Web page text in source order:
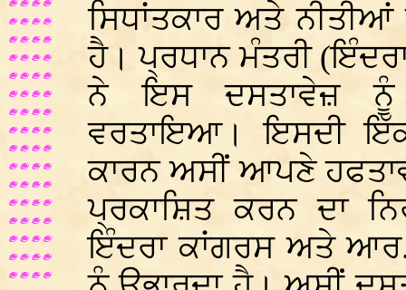
ਸਿਧਾਂਤਕਾਰ ਅਤੇ
ਹੈ। ਪ੍ਰਧਾਨ ਮੰਤਰੀ
ਨੇ ਇਸ ਦਸਤਾਵੇਜ਼ ਨੂੰ
ਵਰਤਾਇਆ। ਇਸਦੀ
ਕਾਰਨ ਅਸੀਂ ਆਪਣੇ
ਪ੍ਰਕਾਸ਼ਿਤ ਕਰਨ ਦਾ
ਇੰਦਰਾ ਕਾਂਗਰਸ ਅਤੇ ਆਰ.